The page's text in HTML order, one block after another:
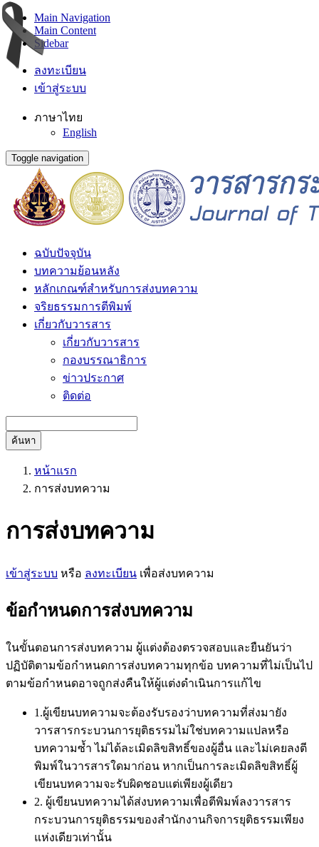
Main Navigation
Main Content
Sidebar
ลงทะเบียน
เข้าสู่ระบบ
ภาษาไทย
English
Toggle navigation
ฉบับปัจจุบัน
บทความย้อนหลัง
หลักเกณฑ์สำหรับการส่งบทความ
จริยธรรมการตีพิมพ์
เกี่ยวกับวารสาร
เกี่ยวกับวารสาร
กองบรรณาธิการ
ข่าวประกาศ
ติดต่อ
ค้นหา
หน้าแรก
การส่งบทความ
การส่งบทความ
เข้าสู่ระบบ หรือ ลงทะเบียน เพื่อส่งบทความ
ข้อกำหนดการส่งบทความ
ในขั้นตอนการส่งบทความ ผู้แต่งต้องตรวจสอบและยืนยันว่า
ปฏิบัติตามข้อกำหนดการส่งบทความทุกข้อ บทความที่ไม่เป็นไป
ตามข้อกำหนดอาจถูกส่งคืนให้ผู้แต่งดำเนินการแก้ไข
1.ผู้เขียนบทความจะต้องรับรองว่าบทความที่ส่งมายัง
วารสารกระบวนการยุติธรรมไม่ใช่บทความแปลหรือ
บทความซ้ำ ไม่ได้ละเมิดลิขสิทธิ์ของผู้อื่น และไม่เคยลงตี
พิมพ์ในวารสารใดมาก่อน หากเป็นการละเมิดลิขสิทธิ์ผู้
เขียนบทความจะรับผิดชอบแต่เพียงผู้เดียว
2. ผู้เขียนบทความได้ส่งบทความเพื่อตีพิมพ์ลงวารสาร
กระบวนการยุติธรรมของสำนักงานกิจการยุติธรรมเพียง
แห่งเดียวเท่านั้น